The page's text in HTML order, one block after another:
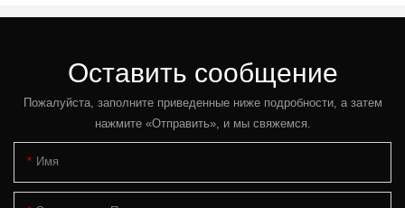
Оставить сообщение
Пожалуйста, заполните приведенные ниже подробности, а затем
нажмите «Отправить», и мы свяжемся.
Имя